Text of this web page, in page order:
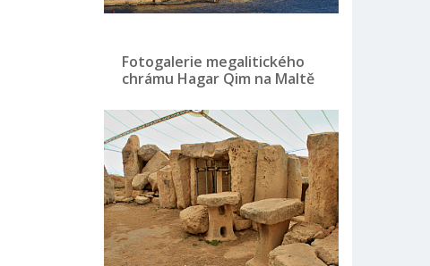
Fotogalerie megalitického
chrámu Hagar Qim na Maltě